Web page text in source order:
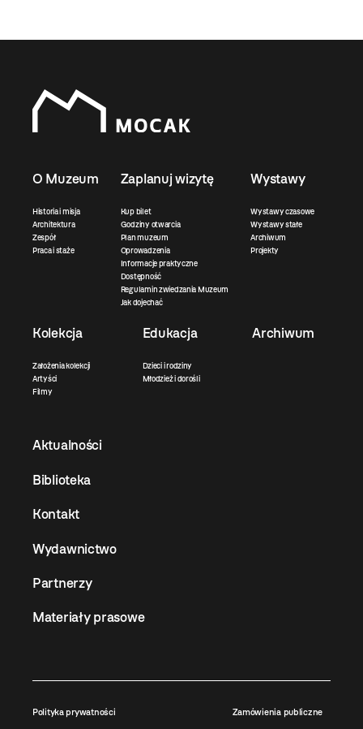
O Muzeum
Historia i misja
Architektura
Zespół
Praca i staże
Zaplanuj wizytę
Kup bilet
Godziny otwarcia
Plan muzeum
Oprowadzenia
Informacje praktyczne
Dostępność
Regulamin zwiedzania Muzeum
Jak dojechać
Wystawy
Wystawy czasowe
Wystawy stałe
Archiwum
Projekty
Kolekcja
Założenia kolekcji
Artyści
Filmy
Edukacja
Dzieci i rodziny
Młodzież i dorośli
Archiwum
Aktualności
Biblioteka
Kontakt
Wydawnictwo
Partnerzy
Materiały prasowe
Polityka prywatności Zamówienia publiczne